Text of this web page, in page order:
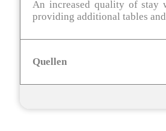
An increased quality of stay
providing additional tables
Quellen